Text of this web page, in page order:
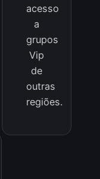
acesso
a
grupos
Vip
de
outras
regiões.